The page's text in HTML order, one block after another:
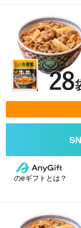
のeギフトとは？